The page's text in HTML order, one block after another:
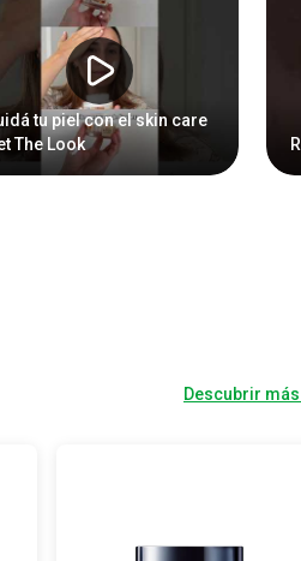
tu piel con el skin care
The Look
Descubrir